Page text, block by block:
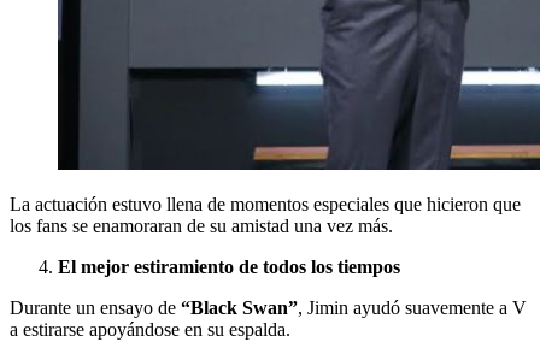
La actuación estuvo llena de momentos especiales que hicieron que
los fans se enamoraran de su amistad una vez más.
El mejor estiramiento de todos los tiempos
Durante un ensayo de “Black Swan”, Jimin ayudó suavemente a V
a estirarse apoyándose en su espalda.